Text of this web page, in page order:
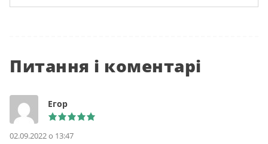
Питання і коментарі
Егор
02.09.2022 о 13:47